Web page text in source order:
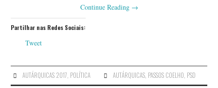
Continue Reading →
Partilhar nas Redes Sociais:
Tweet
AUTÁRQUICAS 2017 POLÍTICA AUTÁRQUICAS, PASSOS COELHO PSD